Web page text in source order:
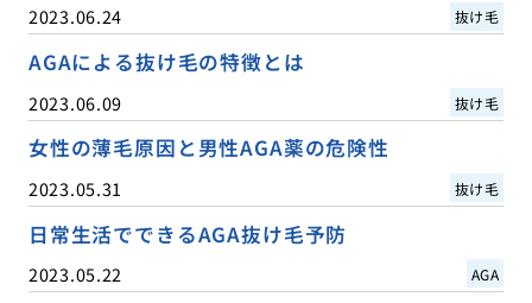
2023.06.24 抜け毛
AGAによる抜け毛の特徴とは
2023.06.09 抜け毛
女性の薄毛原因と男性AGA薬の危険性
2023.05.31 抜け毛
日常生活でできるAGA抜け毛予防
2023.05.22 AGA